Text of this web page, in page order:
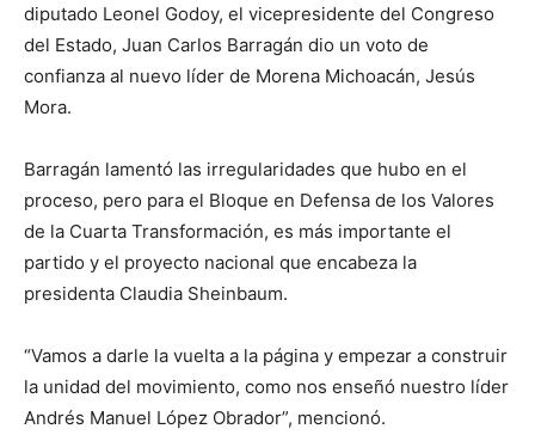
diputado Leonel Godoy, el vicepresidente del Congreso
del Estado, Juan Carlos Barragán dio un voto de
confianza al nuevo líder de Morena Michoacán, Jesús
Mora.
Barragán lamentó las irregularidades que hubo en el
proceso, pero para el Bloque en Defensa de los Valores
de la Cuarta Transformación, es más importante el
partido y el proyecto nacional que encabeza la
presidenta Claudia Sheinbaum.
“Vamos a darle la vuelta a la página y empezar a construir
la unidad del movimiento, como nos enseñó nuestro líder
Andrés Manuel López Obrador”, mencionó.